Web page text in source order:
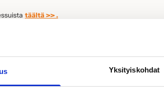
Yksityiskohdat
täältä >> .
ideoista
räätälöidä Kastellin talomallipohjia joustavasti